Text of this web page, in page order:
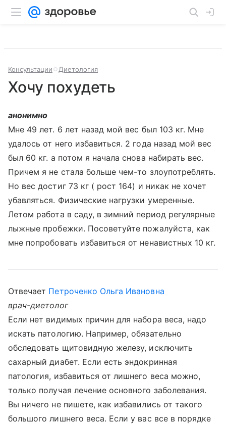
Консультации Диетология
Хочу похудеть
анонимно
Мне 49 лет. 6 лет назад мой вес был 103 кг. Мне
удалось от него избавиться. 2 года назад мой вес
был 60 кг. а потом я начала снова набирать вес.
Причем я не стала больше чем-то злоупотреблять.
Но вес достиг 73 кг ( рост 164) и никак не хочет
убавляться. Физические нагрузки умеренные.
Летом работа в саду, в зимний период регулярные
лыжные пробежки. Посоветуйте пожалуйста, как
мне попробовать избавиться от ненавистных 10 кг.
Отвечает Петроченко Ольга Ивановна
врач-диетолог
Если нет видимых причин для набора веса, надо
искать патологию. Например, обязательно
обследовать щитовидную железу, исключить
сахарный диабет. Если есть эндокринная
патология, избавиться от лишнего веса можно,
только получая лечение основного заболевания.
Вы ничего не пишете, как избавились от такого
большого лишнего веса. Если у вас все в порядке